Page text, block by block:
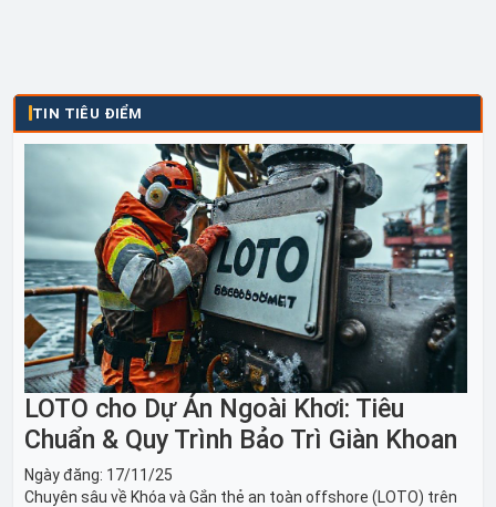
TIN TIÊU ĐIỂM
LOTO cho Dự Án Ngoài Khơi: Tiêu
Chuẩn & Quy Trình Bảo Trì Giàn Khoan
Ngày đăng: 17/11/25
Chuyên sâu về Khóa và Gắn thẻ an toàn offshore (LOTO) trên